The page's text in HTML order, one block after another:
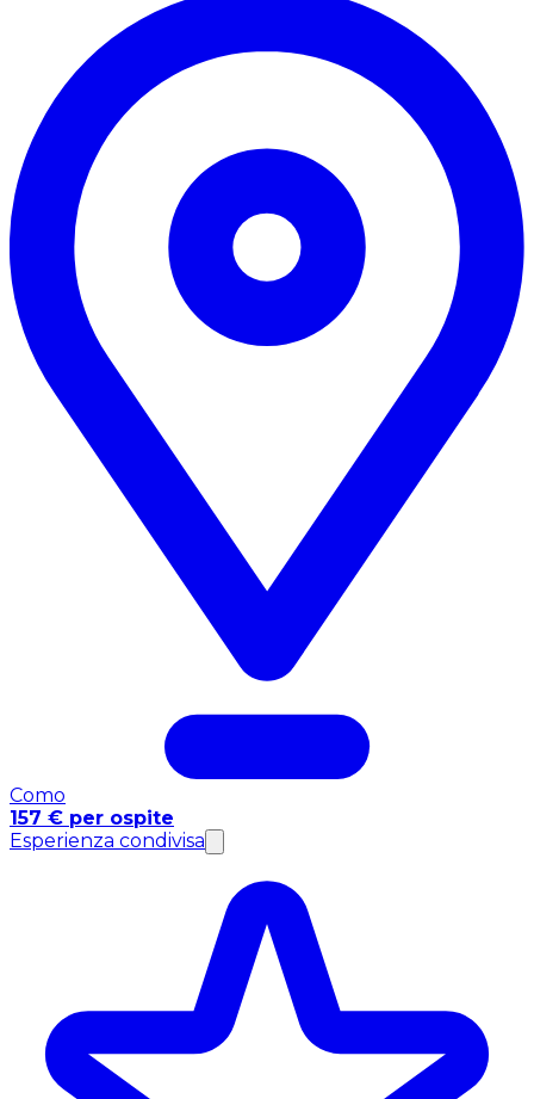
Como
157 € per ospite
Esperienza condivisa